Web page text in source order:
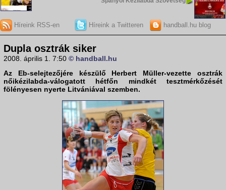
Híreink RSS-en Híreink a Twitteren handball.hu blog
Dupla osztrák siker
2008. április 1. 7:50 © handball.hu
Az Eb-selejtezőjére készülő Herbert Müller-vezette osztrák
nőikézilabda-válogatott hétfőn mindkét tesztmérkőzését
fölényesen nyerte Litvániával szemben.